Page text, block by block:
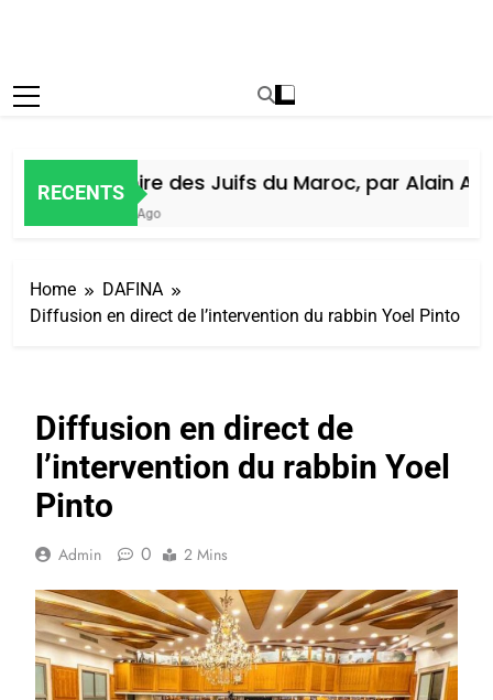
RECENTS
Histoire des Juifs du Maroc, par Alain
5 Jours Ago
Home
DAFINA
Diffusion en direct de l’intervention du rabbin Yoel Pinto
Diffusion en direct de
l’intervention du rabbin Yoel
Pinto
Admin 0 2 Mins